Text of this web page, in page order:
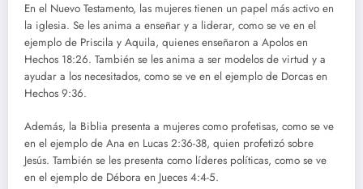
En el Nuevo Testamento, las mujeres tienen un papel más activo en
la iglesia. Se les anima a enseñar y a liderar, como se ve en el
ejemplo de Priscila y Aquila, quienes enseñaron a Apolos en
Hechos 18:26. También se les anima a ser modelos de virtud y a
ayudar a los necesitados, como se ve en el ejemplo de Dorcas en
Hechos 9:36.
Además, la Biblia presenta a mujeres como profetisas, como se ve
en el ejemplo de Ana en Lucas 2:36-38, quien profetizó sobre
Jesús. También se les presenta como líderes políticas, como se ve
en el ejemplo de Débora en Jueces 4:4-5.